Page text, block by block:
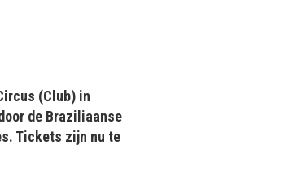
(Club) in
de Braziliaanse
Tickets zijn nu te